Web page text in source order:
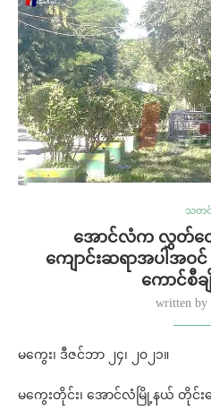
သတင်
အောင်လံက လွှတ်တ
ကျောင်းဆရာအပါအဝ
ကောင်စီ
written by
မကွေး၊ ဒီဇင်ဘာ ၂၄၊ ၂၀၂၁။
မကွေးတိုင်း၊ အောင်လံမြို့နယ် တိုင်